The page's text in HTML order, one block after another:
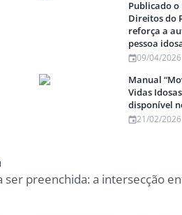
Publicado
Direitos do
reforça a
pessoa
09/04/2026
Manual
Vidas
disponível
21/02/2026
preenchida: a intersecção